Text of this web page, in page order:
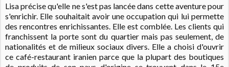
Lisa précise qu'elle ne s'est pas lancée dans cette aventure pour
s'enrichir. Elle souhaitait avoir une occupation qui lui permette
des rencontres enrichissantes. Elle est comblée. Les clients qui
franchissent la porte sont du quartier mais pas seulement, de
nationalités et de milieux sociaux divers. Elle a choisi d'ouvrir
ce café-restaurant iranien parce que la plupart des boutiques